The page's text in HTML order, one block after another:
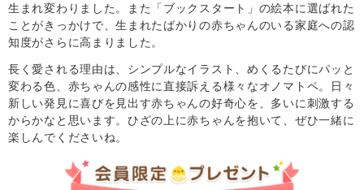
生まれ変わりました。また「ブックスタート」の絵本に選ばれた
ことがきっかけで、生まれたばかりの赤ちゃんのいる家庭への認
知度がさらに高まりました。
長く愛される理由は、シンプルなイラスト、めくるたびにパッと
変わる色、赤ちゃんの感性に直接訴える様々なオノマトペ。日々
新しい発見に喜びを見出す赤ちゃんの好奇心を、多いに刺激する
からかなと思います。ひざの上に赤ちゃんを抱いて、ぜひ一緒に
楽しんでくださいね。